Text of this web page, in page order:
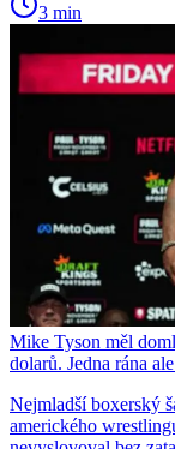
3 min
Mike Tyson měl
dolarů. Jedna rána
Nejmladší boxerský
amerického